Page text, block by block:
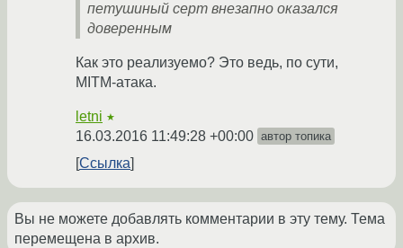
петушиный серт внезапно оказался
доверенным
Как это реализуемо? Это ведь, по сути,
MITM-атака.
letni ★
16.03.2016 11:49:28 +00:00 автор топика
Ссылка
Вы не можете добавлять комментарии в эту тему. Тема
перемещена в архив.